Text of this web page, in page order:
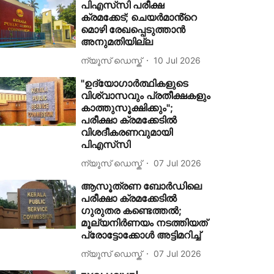
പിഎസ്‍സി പരീക്ഷ
ക്രമക്കേട്; ചെയര്‍മാൻ്റെ
മൊഴി രേഖപ്പെടുത്താൻ
അനുമതിയില്ല
ന്യൂസ് ഡെസ്ക് 10 Jul 2026
"ഉദ്യോഗാർത്ഥികളുടെ
വിശ്വാസവും പ്രതീക്ഷകളും
കാത്തുസൂക്ഷിക്കും";
പരീക്ഷാ ക്രമക്കേടിൽ
വിശദീകരണവുമായി
പിഎസ്‌സി
ന്യൂസ് ഡെസ്ക് 07 Jul 2026
ആസൂത്രണ ബോർഡിലെ
പരീക്ഷാ ക്രമക്കേടിൽ
ഗുരുതര കണ്ടെത്തൽ;
മൂല്യനിര്‍ണയം നടത്തിയത്
പ്രോട്ടോക്കോൾ അട്ടിമറിച്ച്
ന്യൂസ് ഡെസ്ക് 07 Jul 2026